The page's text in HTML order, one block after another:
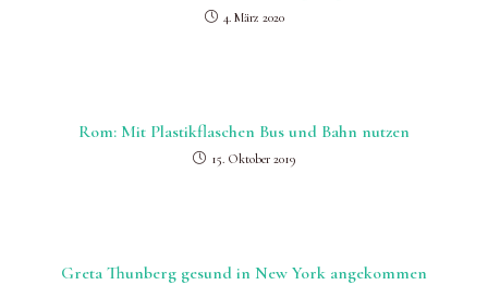
4. März 2020
Rom: Mit Plastikflaschen Bus und Bahn nutzen
15. Oktober 2019
Greta Thunberg gesund in New York angekommen